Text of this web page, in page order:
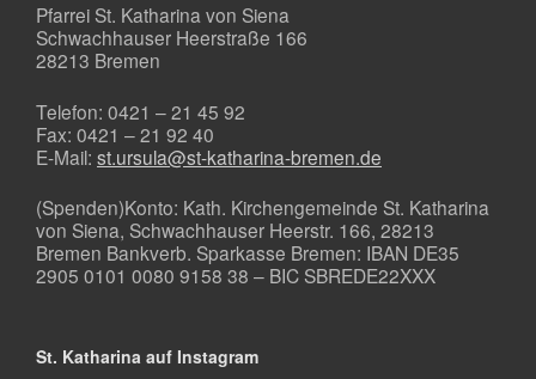
Pfarrei St. Katharina von Siena
Schwachhauser Heerstraße 166
28213 Bremen
Telefon: 0421 – 21 45 92
Fax: 0421 – 21 92 40
E-Mail: st.ursula@st-katharina-bremen.de
(Spenden)Konto: Kath. Kirchengemeinde St. Katharina
von Siena, Schwachhauser Heerstr. 166, 28213
Bremen Bankverb. Sparkasse Bremen: IBAN DE35
2905 0101 0080 9158 38 – BIC SBREDE22XXX
St. Katharina auf Instagram